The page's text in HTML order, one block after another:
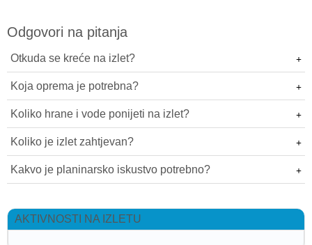
Odgovori na pitanja
Otkuda se kreće na izlet?
Koja oprema je potrebna?
Koliko hrane i vode ponijeti na izlet?
Koliko je izlet zahtjevan?
Kakvo je planinarsko iskustvo potrebno?
AKTIVNOSTI NA IZLETU